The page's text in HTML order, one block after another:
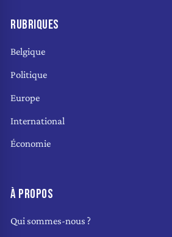
RUBRIQUES
Belgique
Politique
Europe
International
Économie
À PROPOS
Qui sommes-nous ?